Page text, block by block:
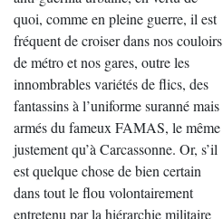
quoi, comme en pleine guerre, il est
fréquent de croiser dans nos couloirs
de métro et nos gares, outre les
innombrables variétés de flics, des
fantassins à l’uniforme suranné mais
armés du fameux FAMAS, le même
justement qu’à Carcassonne. Or, s’il
est quelque chose de bien certain
dans tout le flou volontairement
entretenu par la hiérarchie militaire